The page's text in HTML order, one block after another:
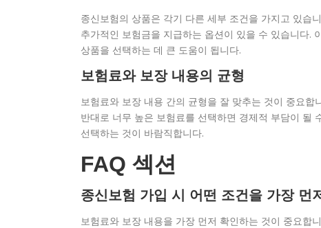
종신보험의 상품은 각기 다른 세부 조건을 가지고 있습
추가적인 보험금을 지급하는 옵션이 있을 수 있습니다.
상품을 선택하는 데 큰 도움이 됩니다.
보험료와 보장 내용의 균형
보험료와 보장 내용 간의 균형을 잘 맞추는 것이 중요
반대로 너무 높은 보험료를 선택하면 경제적 부담이 될
선택하는 것이 바람직합니다.
FAQ 섹션
종신보험 가입 시 어떤 조건을 가장 먼
보험료와 보장 내용을 가장 먼저 확인하는 것이 중요합